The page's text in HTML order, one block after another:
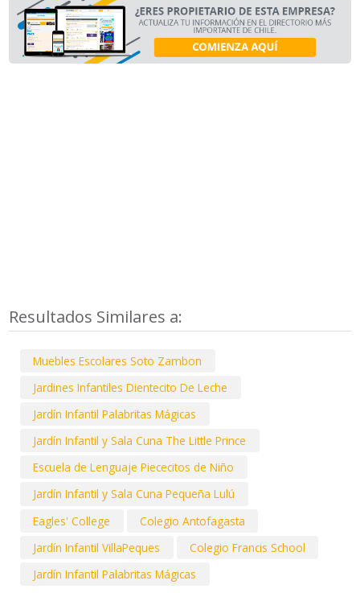
Resultados Similares a:
Muebles Escolares Soto Zambon
Jardines Infantiles Dientecito De Leche
Jardín Infantil Palabritas Mágicas
Jardín Infantil y Sala Cuna The Little Prince
Escuela de Lenguaje Piececitos de Niño
Jardín Infantil y Sala Cuna Pequeña Lulú
Eagles' College
Colegio Antofagasta
Jardín Infantil VillaPeques
Colegio Francis School
Jardín Infantil Palabritas Mágicas